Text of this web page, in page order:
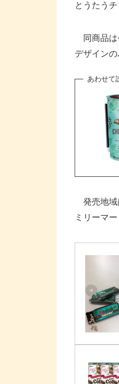
とうたう
同商品は
デザイン
発売地域
ミリーマ